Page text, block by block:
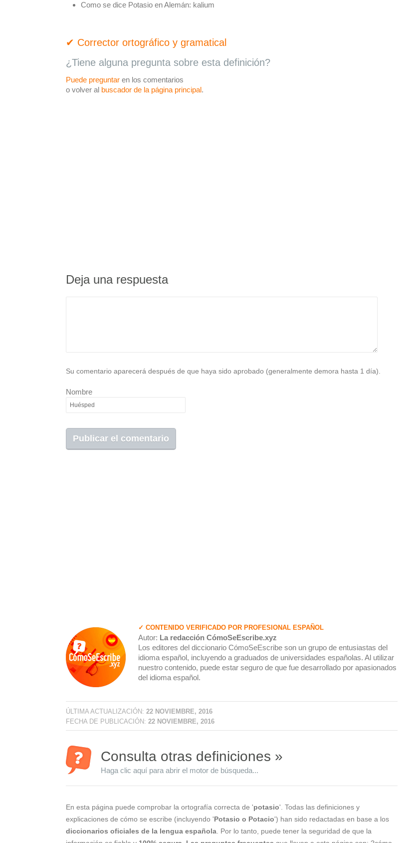
Como se dice Potasio en Alemán: kalium
✔ Corrector ortográfico y gramatical
¿Tiene alguna pregunta sobre esta definición?
Puede preguntar en los comentarios
o volver al buscador de la página principal.
Deja una respuesta
Su comentario aparecerá después de que haya sido aprobado (generalmente demora hasta 1 día).
Nombre
✓ CONTENIDO VERIFICADO POR PROFESIONAL ESPAÑOL
Autor: La redacción CómoSeEscribe.xyz
Los editores del diccionario CómoSeEscribe son un grupo de entusiastas del
idioma español, incluyendo a graduados de universidades españolas. Al utilizar
nuestro contenido, puede estar seguro de que fue desarrollado por apasionados
del idioma español.
ÚLTIMA ACTUALIZACIÓN: 22 NOVIEMBRE, 2016
FECHA DE PUBLICACIÓN: 22 NOVIEMBRE, 2016
Consulta otras definiciones »
Haga clic aquí para abrir el motor de búsqueda...
En esta página puede comprobar la ortografía correcta de 'potasio'. Todas las definiciones y
explicaciones de cómo se escribe (incluyendo 'Potasio o Potacio') han sido redactadas en base a los
diccionarios oficiales de la lengua española . Por lo tanto, puede tener la seguridad de que la